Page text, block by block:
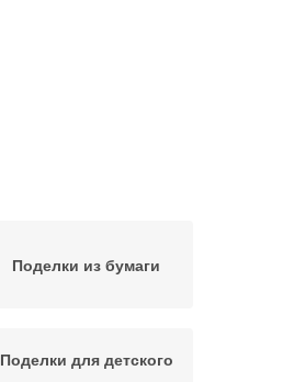
Поделки из бумаги
Поделки для детского